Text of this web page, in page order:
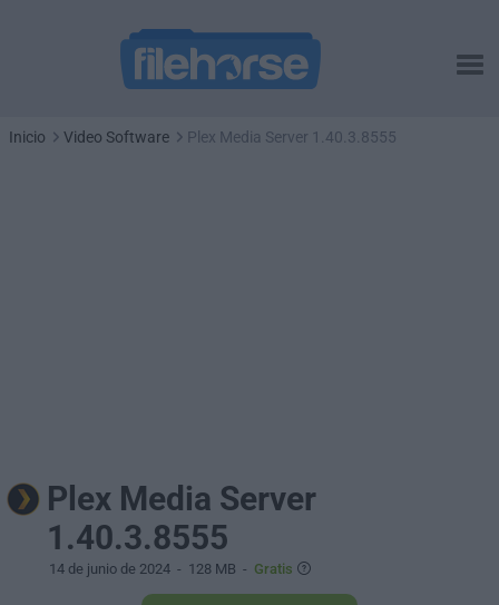
Inicio Video Software Plex Media Server 1.40.3.8555
Plex Media Server
1.40.3.8555
14 de junio de 2024 - 128 MB - Gratis